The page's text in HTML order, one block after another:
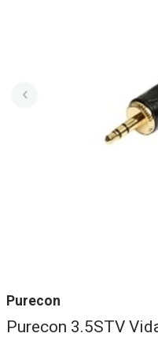
Purecon
Purecon 3.5STV